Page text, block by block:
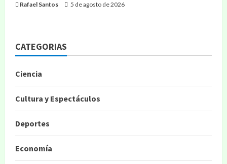
Rafael Santos 5 de agosto de 2026
CATEGORIAS
Ciencia
Cultura y Espectáculos
Deportes
Economía